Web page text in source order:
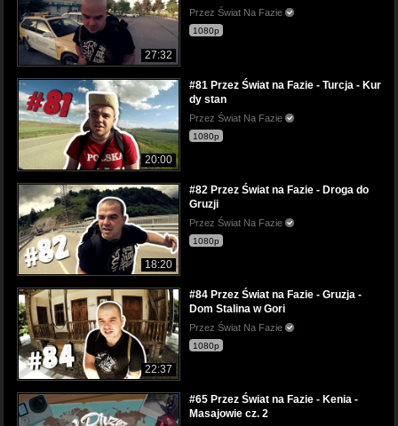
27:32
Przez Świat Na Fazie
1080p
20:00
#81 Przez Świat na Fazie - Turcja - Kur
dy stan
Przez Świat Na Fazie
1080p
18:20
#82 Przez Świat na Fazie - Droga do
Gruzji
Przez Świat Na Fazie
1080p
22:37
#84 Przez Świat na Fazie - Gruzja -
Dom Stalina w Gori
Przez Świat Na Fazie
1080p
#65 Przez Świat na Fazie - Kenia -
Masajowie cz. 2